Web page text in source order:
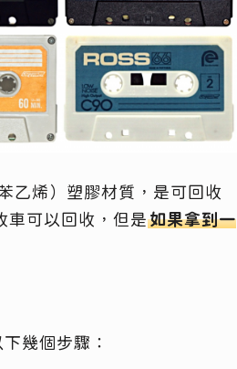
乙烯）塑膠材質，是可回收
車可以回收，但是如果拿到一
幾個步驟：